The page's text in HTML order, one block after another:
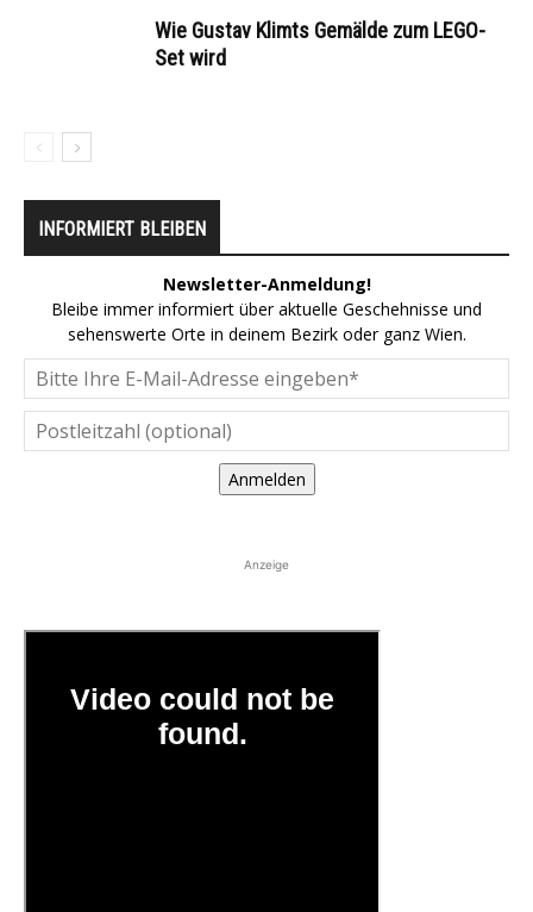
Wie Gustav Klimts Gemälde zum LEGO-
Set wird
INFORMIERT BLEIBEN
Newsletter-Anmeldung!
Bleibe immer informiert über aktuelle Geschehnisse und
sehenswerte Orte in deinem Bezirk oder ganz Wien.
Anmelden
Anzeige